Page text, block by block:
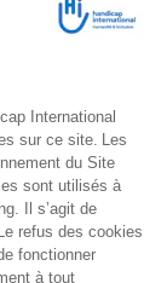
ont
réadaptation.